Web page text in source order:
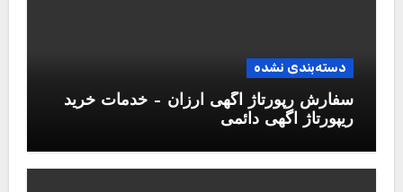
دسته‌بندی نشده
سفارش رپورتاژ آگهی ارزان – خدمات خرید
ریپورتاژ اگهی دائمی